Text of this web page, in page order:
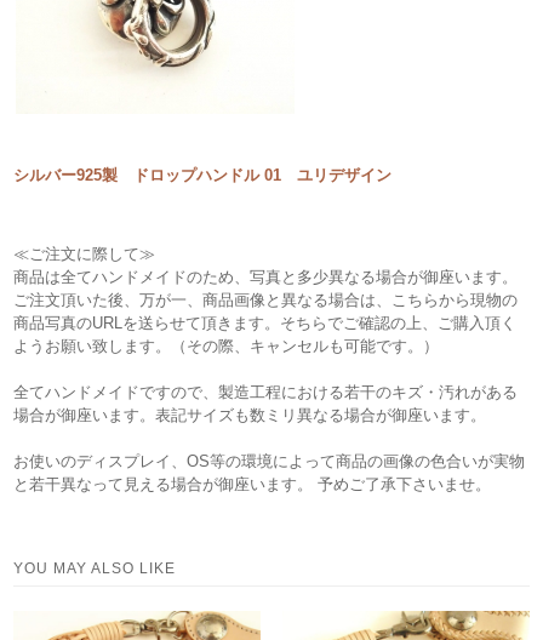
シルバー925製 ドロップハンドル 01 ユリデザイン
≪ご注文に際して≫
商品は全てハンドメイドのため、写真と多少異なる場合が御座います。
ご注文頂いた後、万が一、商品画像と異なる場合は、こちらから現物の
商品写真のURLを送らせて頂きます。そちらでご確認の上、ご購入頂く
ようお願い致します。（その際、キャンセルも可能です。）
全てハンドメイドですので、製造工程における若干のキズ・汚れがある
場合が御座います。表記サイズも数ミリ異なる場合が御座います。
お使いのディスプレイ、OS等の環境によって商品の画像の色合いが実物
と若干異なって見える場合が御座います。 予めご了承下さいませ。
YOU MAY ALSO LIKE